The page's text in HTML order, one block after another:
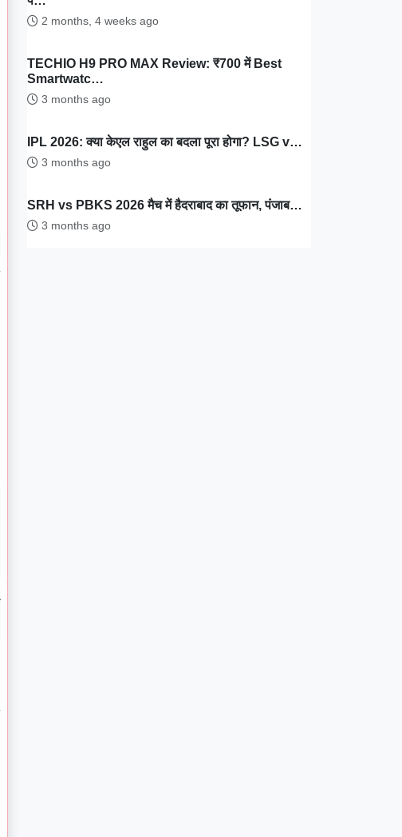
2 months, 4 weeks ago
TECHIO H9 PRO MAX Review: ₹700 में Best
Smartwatc…
3 months ago
IPL 2026: क्या केएल राहुल का बदला पूरा होगा? LSG v…
3 months ago
SRH vs PBKS 2026 मैच में हैदराबाद का तूफान, पंजाब…
3 months ago